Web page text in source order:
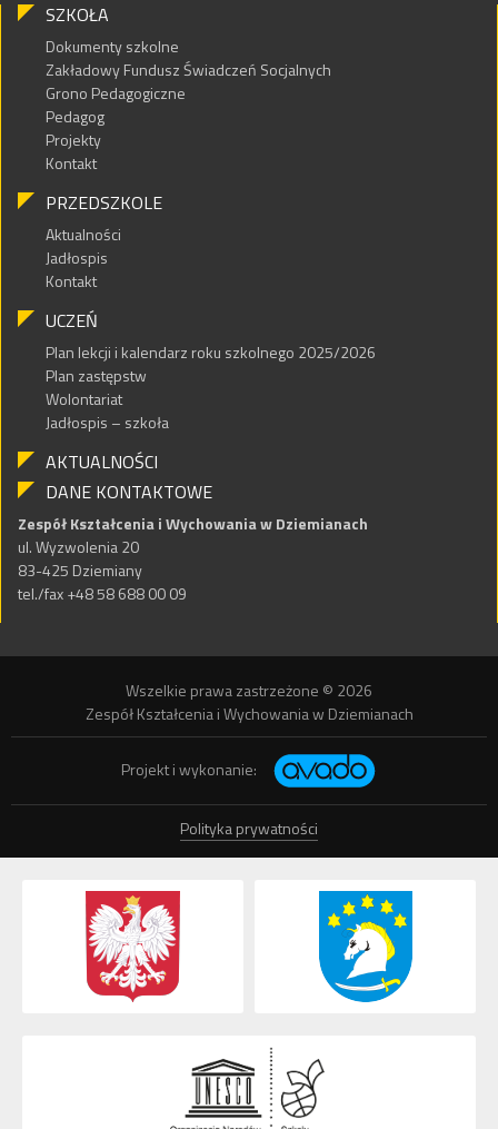
SZKOŁA
Dokumenty szkolne
Zakładowy Fundusz Świadczeń Socjalnych
Grono Pedagogiczne
Pedagog
Projekty
Kontakt
PRZEDSZKOLE
Aktualności
Jadłospis
Kontakt
UCZEŃ
Plan lekcji i kalendarz roku szkolnego 2025/2026
Plan zastępstw
Wolontariat
Jadłospis – szkoła
AKTUALNOŚCI
DANE KONTAKTOWE
Zespół Kształcenia i Wychowania w Dziemianach
ul. Wyzwolenia 20
83-425 Dziemiany
tel./fax +48 58 688 00 09
Wszelkie prawa zastrzeżone © 2026
Zespół Kształcenia i Wychowania w Dziemianach
Projekt i wykonanie:
Polityka prywatności